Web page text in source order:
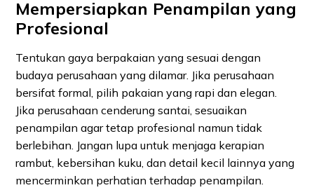
Mempersiapkan Penampilan yang
Profesional
Tentukan gaya berpakaian yang sesuai dengan
budaya perusahaan yang dilamar. Jika perusahaan
bersifat formal, pilih pakaian yang rapi dan elegan.
Jika perusahaan cenderung santai, sesuaikan
penampilan agar tetap profesional namun tidak
berlebihan. Jangan lupa untuk menjaga kerapian
rambut, kebersihan kuku, dan detail kecil lainnya yang
mencerminkan perhatian terhadap penampilan.